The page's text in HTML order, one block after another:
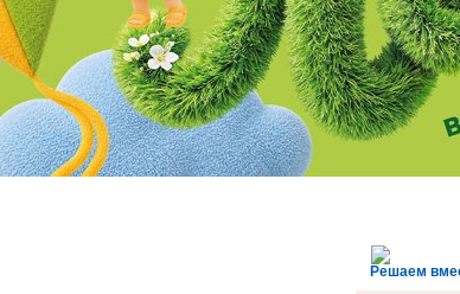
Решаем